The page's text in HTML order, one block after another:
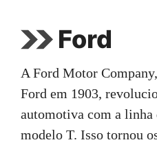
Ford
A Ford Motor
Ford em 1903,
automotiva com a linha
modelo T. Isso tornou